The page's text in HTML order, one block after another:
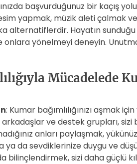
başvurduğunuz bir kaçış
yapmak, müzik aleti çalmak
alternatiflerdir. Hayatın
yönelmeyi deneyin.
Mücadelede
: Kumar bağımlılığınızı aşmak
ve destek grupları,
anları paylaşmak,
ya da sevdiklerinize duygu ve
bilinçlendirmek, sizi daha güçlü